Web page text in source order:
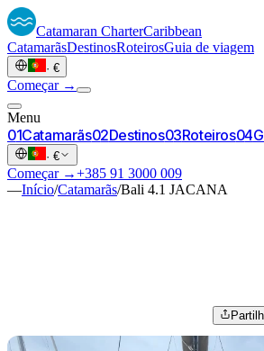
Catamaran CharterCaribbean
CatamarãsDestinosRoteirosGuia de viagem
· €
Começar →
Menu
01Catamarãs02Destinos03Roteiros04
· €
Começar →+385 91 3000 009
—Início/Catamarãs/Bali 4.1 JACANA